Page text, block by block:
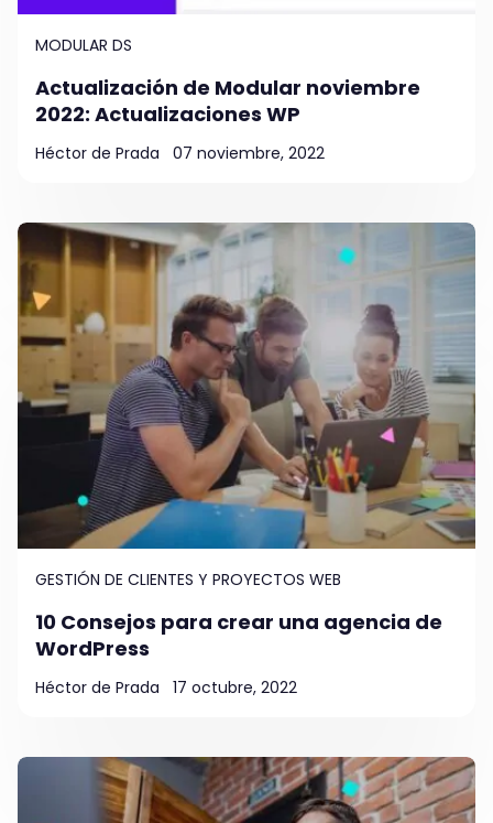
MODULAR DS
Actualización de Modular noviembre
2022: Actualizaciones WP
Héctor de Prada 07 noviembre, 2022
GESTIÓN DE CLIENTES Y PROYECTOS WEB
10 Consejos para crear una agencia de
WordPress
Héctor de Prada 17 octubre, 2022